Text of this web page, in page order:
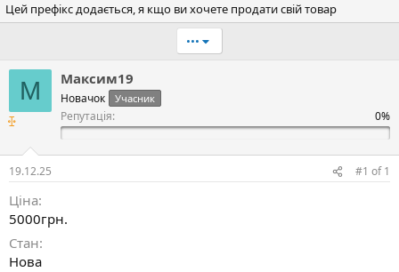
т
о
е
м
и
т
а
в
о
р
е
н
д
п
р
е
г
л
Цей префікс додається, я кщо ви хочете продати свій товар
•••
М Максим19
Новачок Учасник
Репутація:
19.12.25 #1 of1
Ціна
5000грн.
Стан
Нова